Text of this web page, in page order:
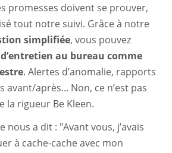
promesses doivent se prouver,
tout notre suivi. Grâce à notre
simplifiée, vous pouvez
au bureau comme
. Alertes d’anomalie, rapports
avant/après... Non, ce n’est pas
la rigueur Be Kleen.
nous a dit : "Avant vous, j’avais
à cache-cache avec mon